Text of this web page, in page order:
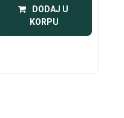
DODAJ U
KORPU